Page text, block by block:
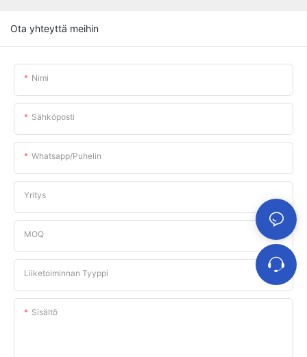
Ota yhteyttä meihin
Nimi
Sähköposti
Whatsapp/puhelin
Yritys
MOQ
Liiketoiminnan Tyyppi
Sisältö